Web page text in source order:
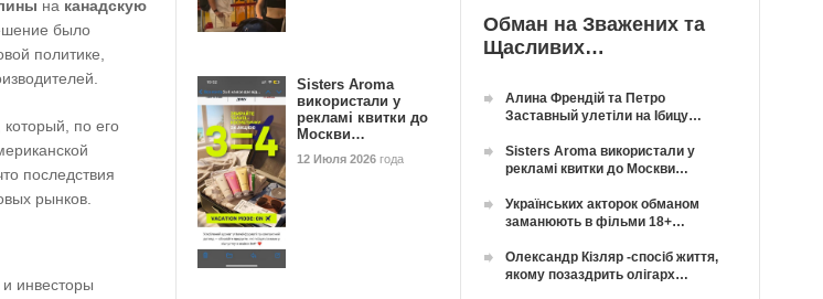
на канадскую
было
политике,
по его
последствия
рынков.
инвесторы
Sisters Aroma
використали у
рекламі квитки до
Москви…
12 Июля 2026 года
Обман на Зважених та
Щасливих…
Алина Френдій та Петро
Заставный улетіли на Ібицу…
Sisters Aroma використали у
рекламі квитки до Москви…
Українських акторок обманом
заманюють в фільми 18+…
Олександр Кізляр -спосіб життя,
якому позаздрить олігарх…